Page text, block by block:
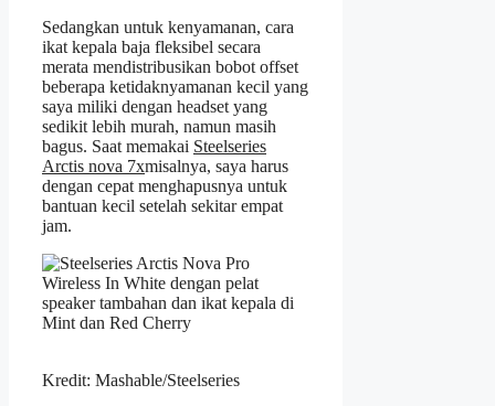
Sedangkan untuk kenyamanan, cara
ikat kepala baja fleksibel secara
merata mendistribusikan bobot offset
beberapa ketidaknyamanan kecil yang
saya miliki dengan headset yang
sedikit lebih murah, namun masih
bagus. Saat memakai Steelseries
Arctis nova 7xmisalnya, saya harus
dengan cepat menghapusnya untuk
bantuan kecil setelah sekitar empat
jam.
Kredit: Mashable/Steelseries